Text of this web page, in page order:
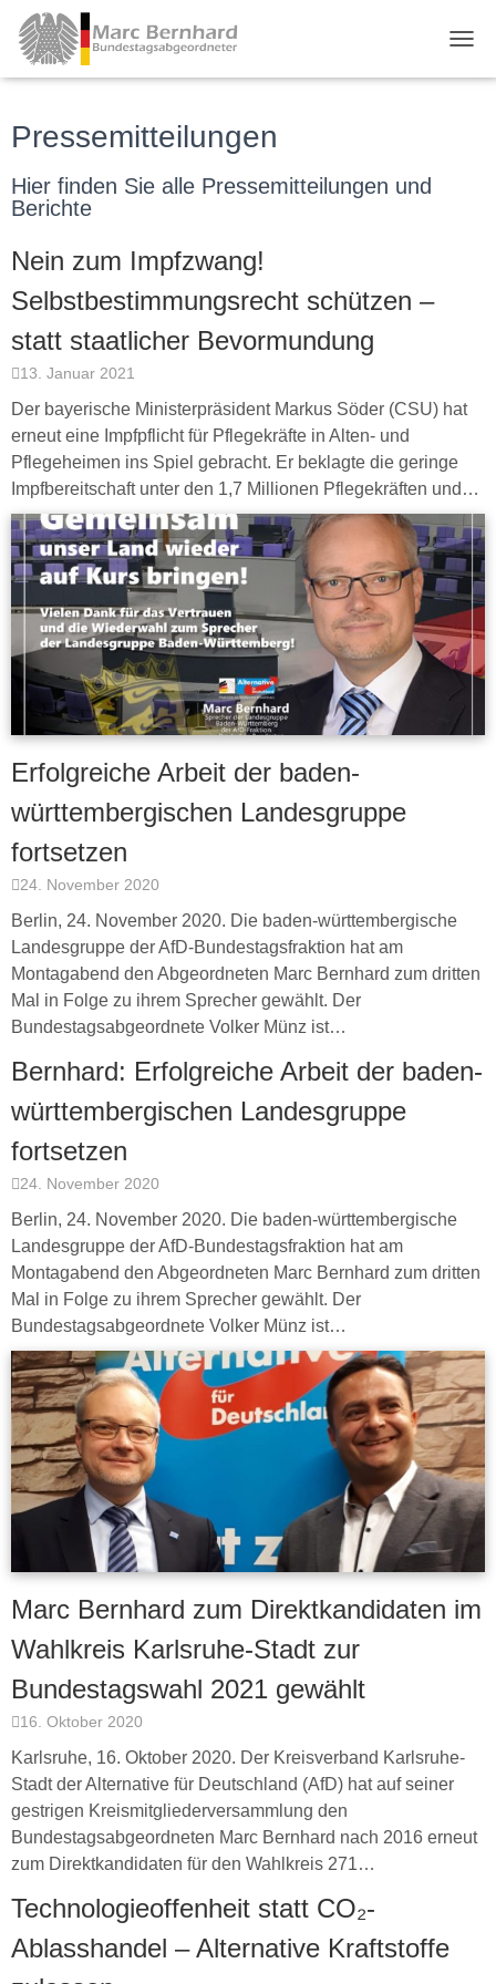
Pressemitteilungen
Hier finden Sie alle Pressemitteilungen und
Berichte
Nein zum Impfzwang!
Selbstbestimmungsrecht schützen –
statt staatlicher Bevormundung
13. Januar 2021
Der bayerische Ministerpräsident Markus Söder (CSU) hat
erneut eine Impfpflicht für Pflegekräfte in Alten- und
Pflegeheimen ins Spiel gebracht. Er beklagte die geringe
Impfbereitschaft unter den 1,7 Millionen Pflegekräften und…
Erfolgreiche Arbeit der baden-
württembergischen Landesgruppe
fortsetzen
24. November 2020
Berlin, 24. November 2020. Die baden-württembergische
Landesgruppe der AfD-Bundestagsfraktion hat am
Montagabend den Abgeordneten Marc Bernhard zum dritten
Mal in Folge zu ihrem Sprecher gewählt. Der
Bundestagsabgeordnete Volker Münz ist…
Bernhard: Erfolgreiche Arbeit der baden-
württembergischen Landesgruppe
fortsetzen
24. November 2020
Berlin, 24. November 2020. Die baden-württembergische
Landesgruppe der AfD-Bundestagsfraktion hat am
Montagabend den Abgeordneten Marc Bernhard zum dritten
Mal in Folge zu ihrem Sprecher gewählt. Der
Bundestagsabgeordnete Volker Münz ist…
Marc Bernhard zum Direktkandidaten im
Wahlkreis Karlsruhe-Stadt zur
Bundestagswahl 2021 gewählt
16. Oktober 2020
Karlsruhe, 16. Oktober 2020. Der Kreisverband Karlsruhe-
Stadt der Alternative für Deutschland (AfD) hat auf seiner
gestrigen Kreismitgliederversammlung den
Bundestagsabgeordneten Marc Bernhard nach 2016 erneut
zum Direktkandidaten für den Wahlkreis 271…
Technologieoffenheit statt CO₂-
Ablasshandel – Alternative Kraftstoffe